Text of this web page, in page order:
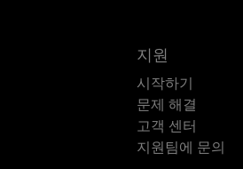
지원
시작하기
문제 해결
고객 센터
지원팀에 문의